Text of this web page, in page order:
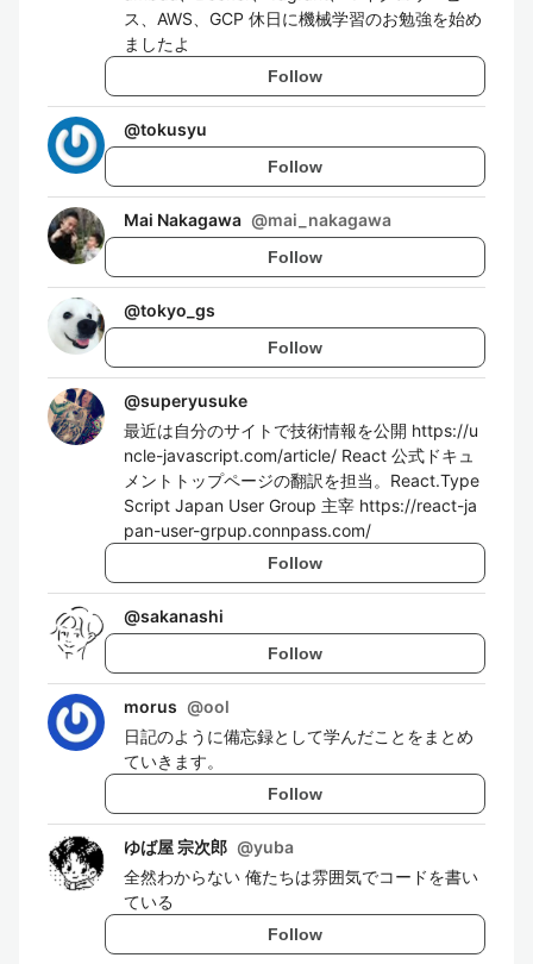
ス、AWS、GCP 休日に機械学習のお勉強を始め
ましたよ
Follow
@tokusyu
Follow
Mai Nakagawa @mai_nakagawa
Follow
@tokyo_gs
Follow
@superyusuke
最近は自分のサイトで技術情報を公開 https://u
ncle-javascript.com/article/ React 公式ドキュ
メントトップページの翻訳を担当。React.Type
Script Japan User Group 主宰 https://react-ja
pan-user-grpup.connpass.com/
Follow
@sakanashi
Follow
morus @ool
日記のように備忘録として学んだことをまとめ
ていきます。
Follow
ゆば屋 宗次郎 @yuba
全然わからない 俺たちは雰囲気でコードを書い
ている
Follow